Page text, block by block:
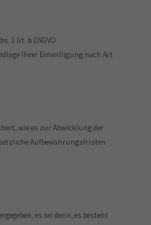
1 lit. b DSGVO
Ihrer Einwilligung nach Art.
wie es zur Abwicklung der
Aufbewahrungsfristen
es sei denn, es besteht